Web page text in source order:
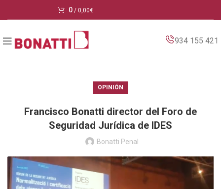
0 / 0,00€
934 155 421
OPINIÓN
Francisco Bonatti director del Foro de
Seguridad Jurídica de IDES
Bonatti Penal